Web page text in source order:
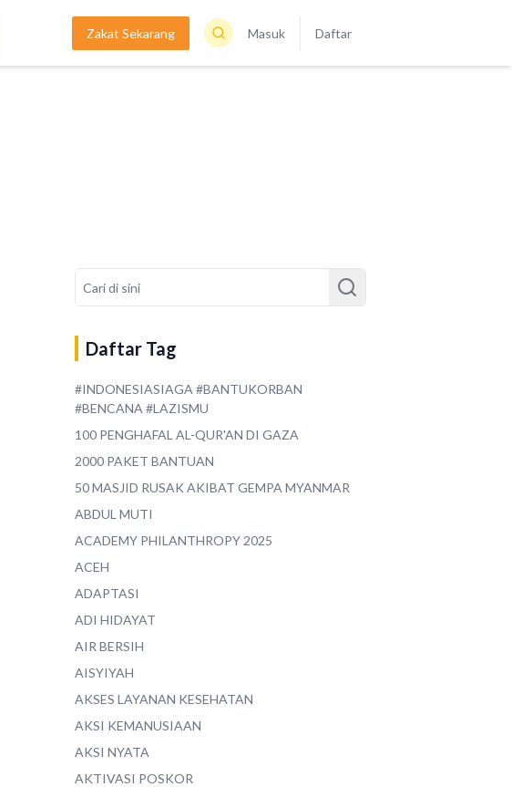
Zakat Sekarang Masuk Daftar
Daftar Tag
#INDONESIASIAGA #BANTUKORBAN
#BENCANA #LAZISMU
100 PENGHAFAL AL-QUR'AN DI GAZA
2000 PAKET BANTUAN
50 MASJID RUSAK AKIBAT GEMPA MYANMAR
ABDUL MUTI
ACADEMY PHILANTHROPY 2025
ACEH
ADAPTASI
ADI HIDAYAT
AIR BERSIH
AISYIYAH
AKSES LAYANAN KESEHATAN
AKSI KEMANUSIAAN
AKSI NYATA
AKTIVASI POSKOR